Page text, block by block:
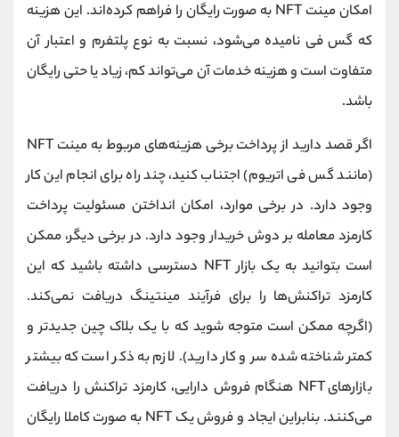
امکان مینت NFT به صورت رایگان را فراهم کرده‌اند. این هزینه
که گس فی نامیده می‌شود، نسبت به نوع پلتفرم و اعتبار آن
متفاوت است و هزینه خدمات آن می‌تواند کم، زیاد یا حتی رایگان
باشد.
اگر قصد دارید از پرداخت برخی هزینه‌های مربوط به مینت NFT
(مانند گس فی اتریوم) اجتناب کنید، چند راه برای انجام این کار
وجود دارد. در برخی موارد، امکان انداختن مسئولیت پرداخت
کارمزد معامله بر دوش خریدار وجود دارد. در برخی دیگر، ممکن
است بتوانید به یک بازار NFT دسترسی داشته باشید که این
کارمزد تراکنش‌ها را برای فرآیند مینتینگ دریافت نمی‌کند.
(اگرچه ممکن است متوجه شوید که با یک بلاک چین جدیدتر و
کمتر شناخته شده سر و کار دارید). لازم به ذکر است که بیشتر
بازارهای NFT هنگام فروش دارایی، کارمزد تراکنش را دریافت
می‌کنند. بنابراین ایجاد و فروش یک NFT به صورت کاملا رایگان